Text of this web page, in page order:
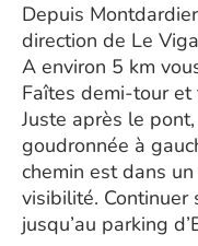
Depuis
direction de Le
A environ 5 km
Faîtes demi-tour et
Juste après le
goudronnée à
chemin est dans
visibilité. Continuer
jusqu’au parking